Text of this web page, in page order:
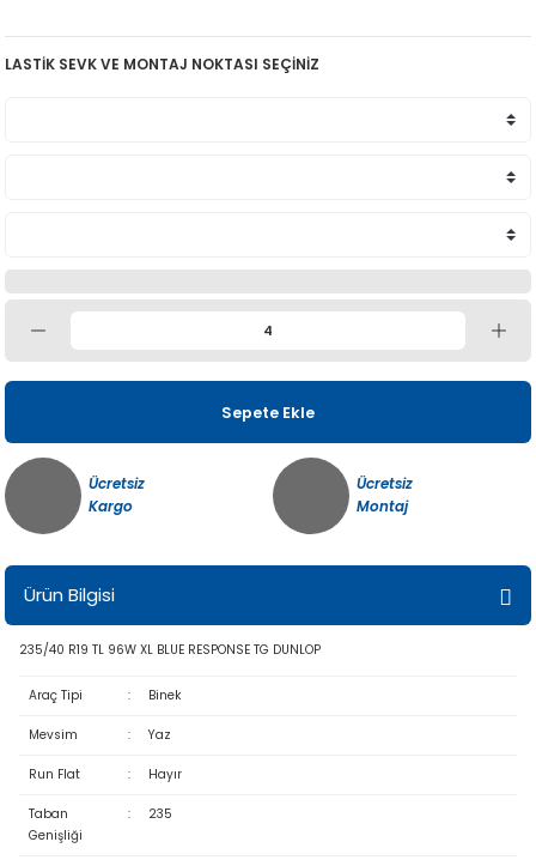
LASTİK SEVK VE MONTAJ NOKTASI SEÇİNİZ
Sepete Ekle
Ücretsiz
Kargo
Ücretsiz
Montaj
Ürün Bilgisi
235/40 R19 TL 96W XL BLUE RESPONSE TG DUNLOP
Araç Tipi : Binek
Mevsim : Yaz
Run Flat : Hayır
Taban
Genişliği
: 235